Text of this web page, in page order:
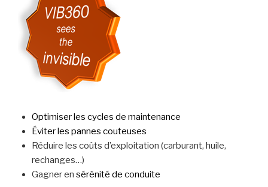
Optimiser les cycles de maintenance
Éviter les pannes couteuses
Réduire les coûts d’exploitation (carburant, huile,
rechanges…)
Gagner en sérénité de conduite